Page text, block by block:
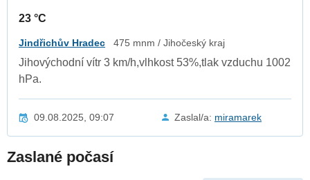
23 °C
Jindřichův Hradec 475 mnm / Jihočeský kraj
Jihovýchodní vítr 3 km/h,vlhkost 53%,tlak vzduchu 1002
hPa.
09.08.2025, 09:07 Zaslal/a: miramarek
Zaslané počasí